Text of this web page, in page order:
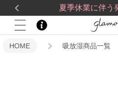
夏季休業に伴う
送料一律560円5,500円(税込)以上
HOME 吸放湿商品一覧
限定
再入荷